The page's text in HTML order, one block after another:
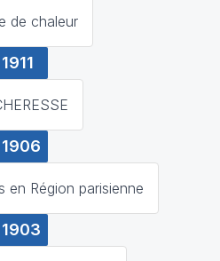
de chaleur
1911
1906
en Région parisienne
1903